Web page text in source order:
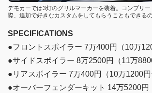
デモカーでは3灯のグリルマーカーを装着。コンプリ
際、追加で好きなカスタムをしてもらうこともできるの
SPECIFICATIONS
●フロントスポイラー 7万400円（10万
●サイドスポイラー 8万2500円（11万
●リアスポイラー 7万400円（10万1200円
●オーバーフェンダーキット 14万5200円